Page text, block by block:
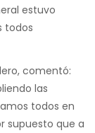
estuvo
todos
comentó:
las
todos en
supuesto que a